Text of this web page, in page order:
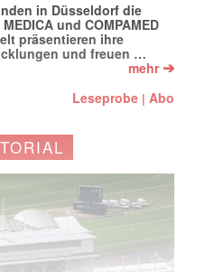
in Düsseldorf die
und COMPAMED
präsentieren ihre
und freuen …
mehr➔
Leseprobe |Abo